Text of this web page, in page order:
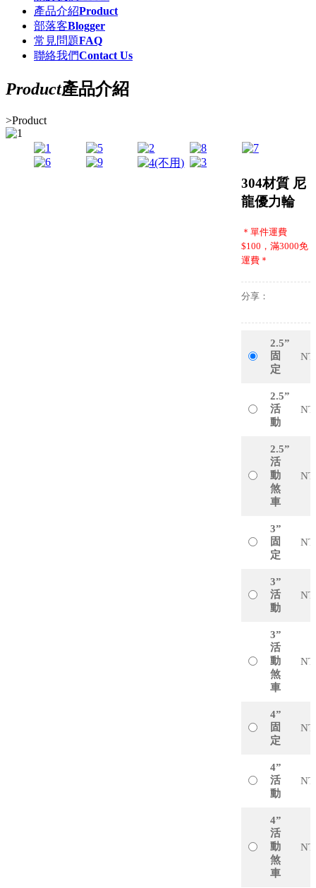
產品介紹Product
部落客Blogger
常見問題FAQ
聯絡我們Contact Us
Product產品介紹
>Product
304材質 尼
龍優力輪
＊單件運費
$100，滿3000免
運費＊
分享：
2.5”
固
定
2.5”
活
動
2.5”
活
動
煞
車
3”
固
定
3”
活
動
3”
活
動
煞
車
4”
固
定
4”
活
動
4”
活
動
煞
車